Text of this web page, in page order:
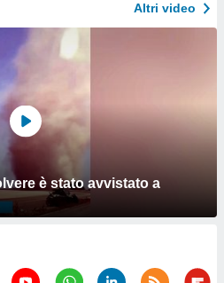
Altri video
è stato avvistato a